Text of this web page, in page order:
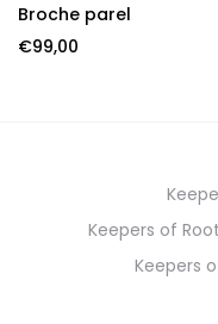
Broche parel
€99,00
Keepers of
Keepers